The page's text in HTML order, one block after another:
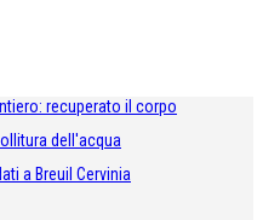
recuperato il corpo
dell'acqua
a Breuil Cervinia